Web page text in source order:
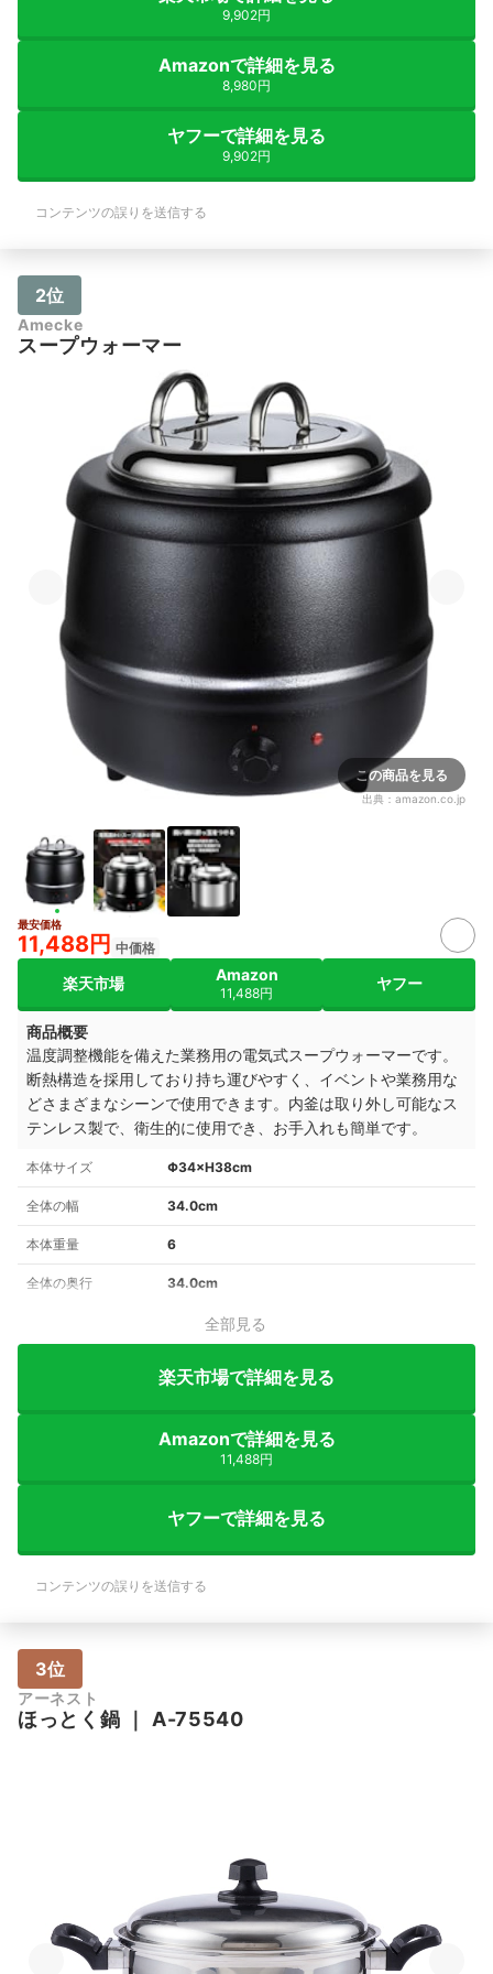
9,902円
Amazonで詳細を見る
8,980円
ヤフーで詳細を見る
9,902円
コンテンツの誤りを送信する
2位
Amecke
スープウォーマー
この商品を見る
出典： amazon.co.jp
最安価格
11,488円 中価格
楽天市場 Amazon
11,488円
ヤフー
商品概要
温度調整機能を備えた業務用の電気式スープウォーマーです。
断熱構造を採用しており持ち運びやすく、イベントや業務用な
どさまざまなシーンで使用できます。内釜は取り外し可能なス
テンレス製で、衛生的に使用でき、お手入れも簡単です。
本体サイズ Φ34×H38cm
全体の幅 34.0cm
本体重量 6
全体の奥行 34.0cm
全部見る
楽天市場で詳細を見る
Amazonで詳細を見る
11,488円
ヤフーで詳細を見る
コンテンツの誤りを送信する
3位
アーネスト
ほっとく鍋 A-75540